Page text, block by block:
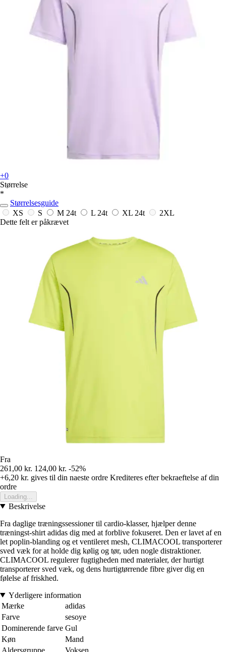
+0
Størrelse
*
Størrelsesguide
XS
S M 24t L 24t XL 24t
2XL
Dette felt er påkrævet
Fra
261,00 kr. 124,00 kr. -52%
+6,20 kr. gives til din naeste ordre Krediteres efter bekraeftelse af din
ordre
Loading...
Beskrivelse
Fra daglige træningssessioner til cardio-klasser, hjælper denne
træningst-shirt adidas dig med at forblive fokuseret. Den er lavet af en
let poplin-blanding og et ventileret mesh, CLIMACOOL transporterer
sved væk for at holde dig kølig og tør, uden nogle distraktioner.
CLIMACOOL regulerer fugtigheden med materialer, der hurtigt
transporterer sved væk, og dens hurtigtørrende fibre giver dig en
følelse af friskhed.
Yderligere information
Mærke
adidas
Farve
sesoye
Dominerende farve Gul
Køn
Mand
Aldersgruppe
Voksen